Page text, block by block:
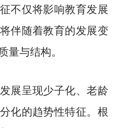
不仅将影响教育发展
伴随着教育的发展变
量与结构。
呈现少子化、老龄
化的趋势性特征。根